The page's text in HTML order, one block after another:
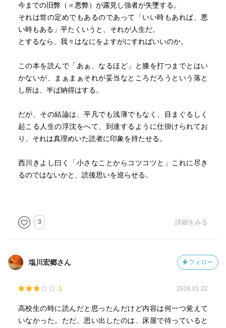
今までの旧弊（＝悪弊）が露見し強者が失墜する。
それは世の定めでもあるのであって「いい時もあれば、悪
い時もある」平たくいうと、それが人生だ。
とするなら、我々はなにをよすがにすればいいのか。
この本を読んで「あぁ、なるほど」と膝を打つまでとはい
かないが、まぁまぁそれが妥当なところだろうという落と
し所は、半ば納得はする。
だが、その結論は、平凡でも浅薄でもなく、目まぐるしく
起こる人生の浮沈をへて、到達するように仕掛けられてお
り、それは真理めいた読者に印象を持たせる。
西川きよし曰く「小さなことからコツコツと」これに尽き
るのではないかと、読後思いを巡らせる。
3 詳細をみる
塩川宏郷さん フォロー
3 2016.01.22
高校生の時に読んだと思ったんだけど内容は何一つ覚えて
いなかった。ただ、思い出したのは、床屋で待っていると